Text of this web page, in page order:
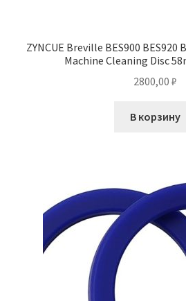
ZYNCUE Breville BES900 BES920
Machine Cleaning Disc
2800,00 ₽
В корзину